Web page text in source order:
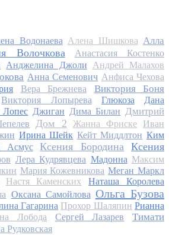
Водонаева Алена Шишкова Алла
Волочкова Анастасия Костенко
Анджелина Джоли
Андрей Малахов
Анна Семенович Анфиса Чехова
Вера Брежнева Виктория Боня
Виктория Лопырева Глюкоза
Дана
Джиган Дима Билан Дмитрий
Дом 2 Жанна Фриске
Иван
Ирина Шейк Кейт Миддлтон Ким
Асмус Ксения Бородина
Ксения
Лера Кудрявцева Мадонна Максим
Мария Кожевникова Меган Маркл
Настя Каменских
Наташа Королева
Оксана Самойлова Ольга Бузова
Гагарина Прохор Шаляпин Рианна
Лобода Сергей Лазарев
Тимати
Рудковская